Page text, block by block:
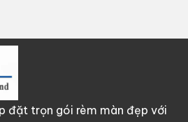
đặt trọn gói rèm màn đẹp với